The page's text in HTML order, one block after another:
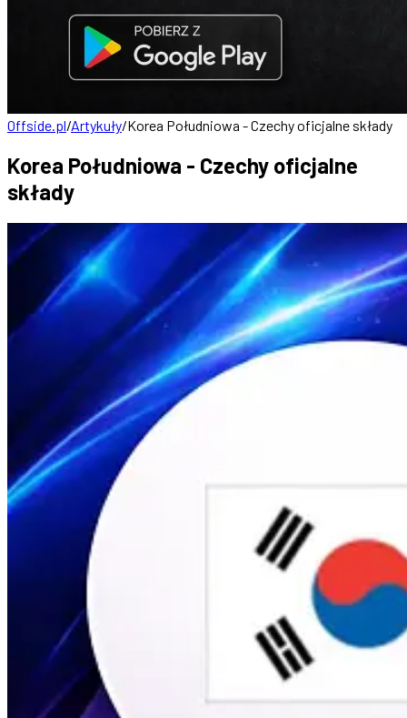
Offside.pl/Artykuły/Korea Południowa - Czechy oficjalne składy
Korea Południowa - Czechy oficjalne
składy